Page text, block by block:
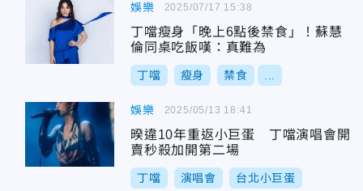
娛樂
丁噹瘦身「晚上6點後禁食」！蘇慧
倫同桌吃飯嘆：真難為
丁噹 瘦身 禁食
2025/07/17 15:38
娛樂
暌違10年重返小巨蛋 丁噹演唱會開
賣秒殺加開第二場
丁噹 演唱會 台北小巨蛋
2025/05/13 18:41